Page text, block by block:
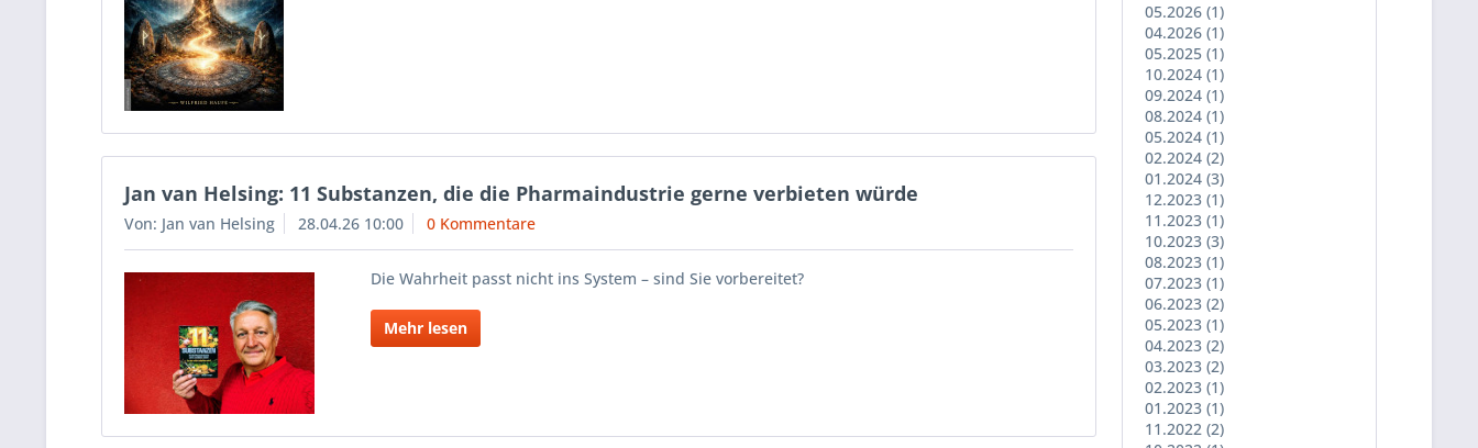
05.2026 (1)
04.2026 (1)
05.2025 (1)
10.2024 (1)
09.2024 (1)
08.2024 (1)
05.2024 (1)
02.2024 (2)
01.2024 (3)
12.2023 (1)
11.2023 (1)
10.2023 (3)
08.2023 (1)
07.2023 (1)
06.2023 (2)
05.2023 (1)
04.2023 (2)
03.2023 (2)
02.2023 (1)
01.2023 (1)
11.2022 (2)
Jan van Helsing: 11 Substanzen, die die Pharmaindustrie gerne verbieten würde
Von: Jan van Helsing 28.04.26 10:00 0 Kommentare
Die Wahrheit passt nicht ins System – sind Sie vorbereitet?
Mehr lesen